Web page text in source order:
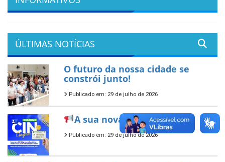
ÚLTIMAS NOTÍCIAS
O futuro da nossa cidade se
constrói junto!
Publicado em: 29 de julho de 2026
A sua nova CIN já chegou!
Publicado em: 29 de julho de 2026